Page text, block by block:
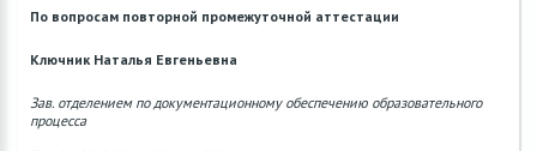
По вопросам повторной промежуточной аттестации
Ключник Наталья Евгеньевна
Зав. отделением по документационному обеспечению образовательного
процесса